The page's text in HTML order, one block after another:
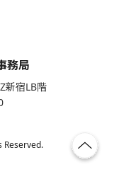
務局
新宿LB階
Reserved.